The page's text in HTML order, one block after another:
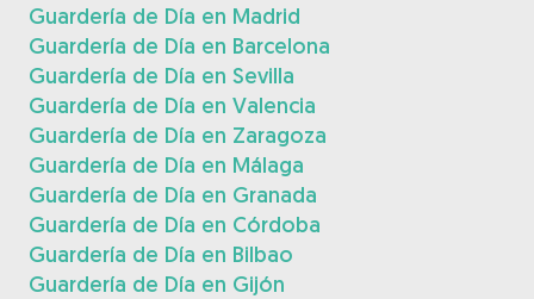
Guardería de Día en Madrid
Guardería de Día en Barcelona
Guardería de Día en Sevilla
Guardería de Día en Valencia
Guardería de Día en Zaragoza
Guardería de Día en Málaga
Guardería de Día en Granada
Guardería de Día en Córdoba
Guardería de Día en Bilbao
Guardería de Día en Gijón